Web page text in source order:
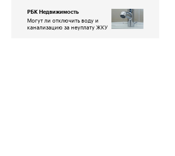
РБК Недвижимость
Могут ли отключить воду и
канализацию за неуплату ЖКУ